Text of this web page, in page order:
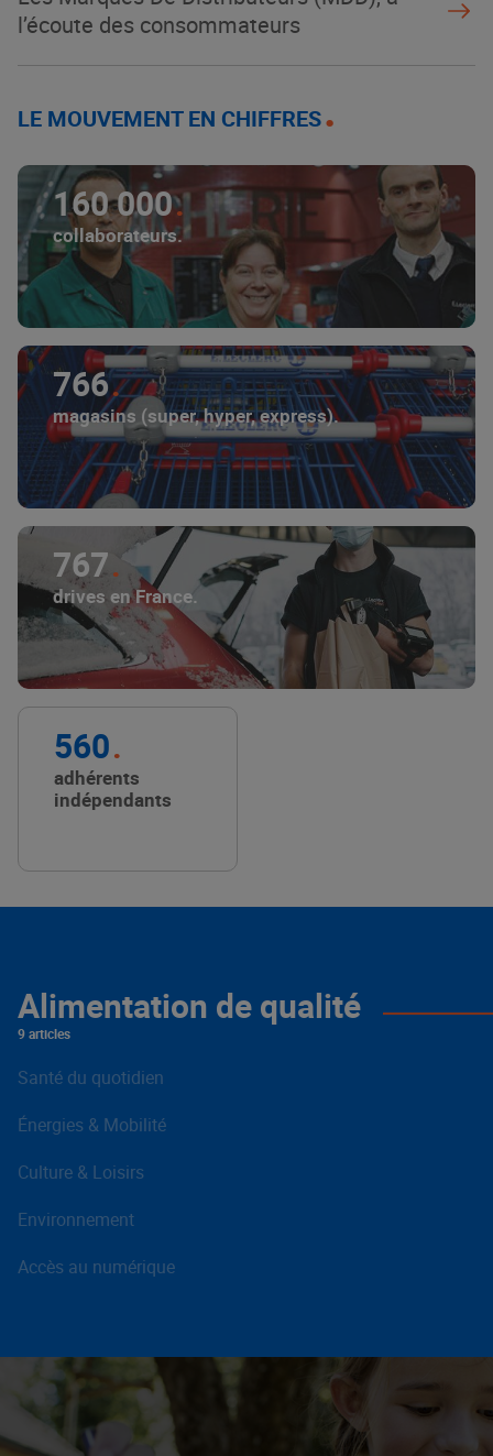
l’écoute des consommateurs
LE MOUVEMENT EN CHIFFRES
160 000
collaborateurs.
766
magasins (super, hyper, express).
767
drives en France.
560
adhérents
indépendants
Alimentation de qualité
9 articles
Santé du quotidien
Énergies & Mobilité
Culture & Loisirs
Environnement
Accès au numérique